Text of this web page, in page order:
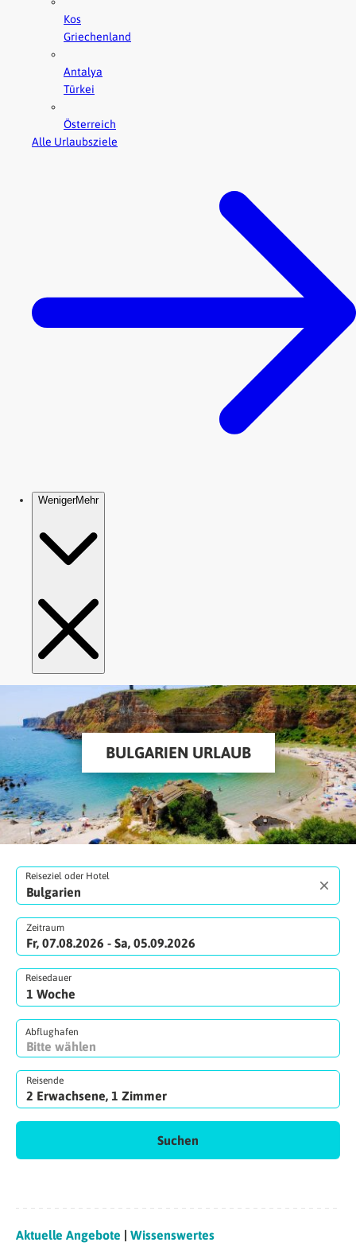
BULGARIEN URLAUB
Reiseziel oder Hotel
Zeitraum
Fr, 07.08.2026 - Sa, 05.09.2026
Reisedauer
Abflughafen
Reisende
2 Erwachsene, 1 Zimmer
Suchen
Aktuelle Angebote Wissenswertes